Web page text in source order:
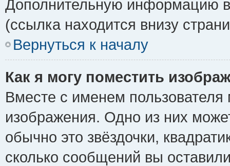
Дополнительную информацию
(ссылка находится внизу
Вернуться к началу
Как я могу поместить
Вместе с именем пользователя
изображения. Одно из них
обычно это звёздочки,
сколько сообщений вы